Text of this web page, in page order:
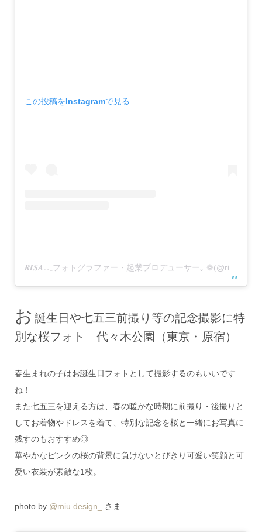
この投稿をInstagramで見る
お 誕生日や七五三前撮り等の記念撮影に特
別な桜フォト 代々木公園（東京・原宿）
春生まれの子はお誕生日フォトとして撮影するのもいいです
ね！
また七五三を迎える方は、春の暖かな時期に前撮り・後撮りと
してお着物やドレスを着て、特別な記念を桜と一緒にお写真に
残すのもおすすめ◎
華やかなピンクの桜の背景に負けないとびきり可愛い笑顔と可
愛い衣装が素敵な1枚。
photo by @miu.design_ さま